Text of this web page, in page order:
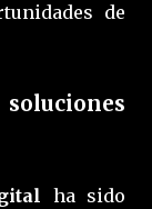
de
ha sido